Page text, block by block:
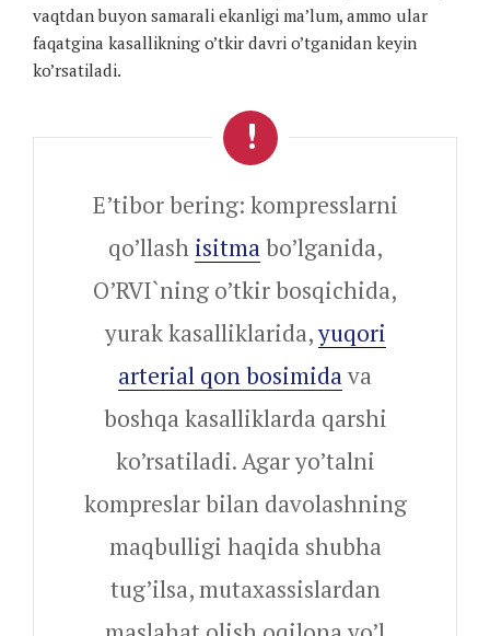
vaqtdan buyon samarali ekanligi ma’lum, ammo ular
faqatgina kasallikning o’tkir davri o’tganidan keyin
ko’rsatiladi.
E’tibor bering: kompresslarni
qo’llash isitmabo’lganida,
O’RVI`ning o’tkir bosqichida,
yurak kasalliklarida,yuqori
arterial qon bosimidava
boshqa kasalliklarda qarshi
ko’rsatiladi. Agar yo’talni
kompreslar bilan davolashning
maqbulligi haqida shubha
tug’ilsa, mutaxassislardan